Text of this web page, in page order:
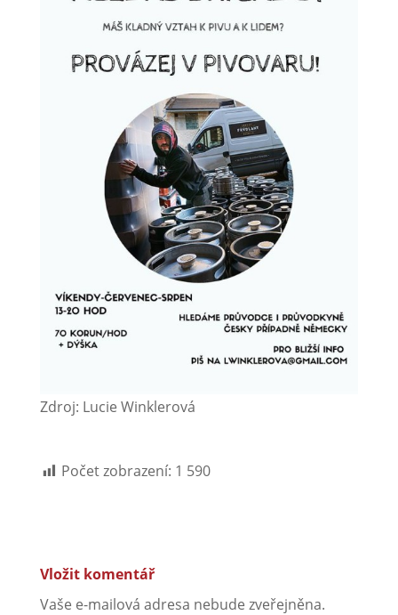
Zdroj: Lucie Winklerová
Počet zobrazení: 1 590
Vložit komentář
Vaše e-mailová adresa nebude zveřejněna.